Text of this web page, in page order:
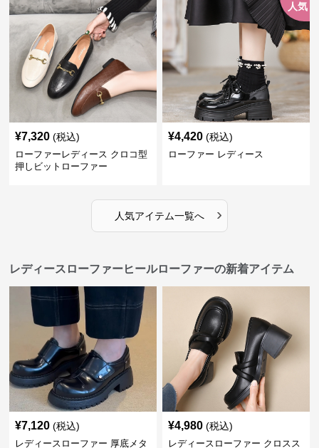
¥7,320 (税込)
ローファーレディース クロコ型
押しビットローファー
人気
¥4,420 (税込)
ローファー レディース
人気アイテム一覧へ ›
レディースローファーヒールローファーの新着アイテム
¥7,120 (税込)
レディースローファー 厚底メタ
¥4,980 (税込)
レディースローファー クロスス